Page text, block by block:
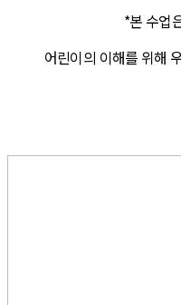
*본 수업
어린이의 이해를 위해